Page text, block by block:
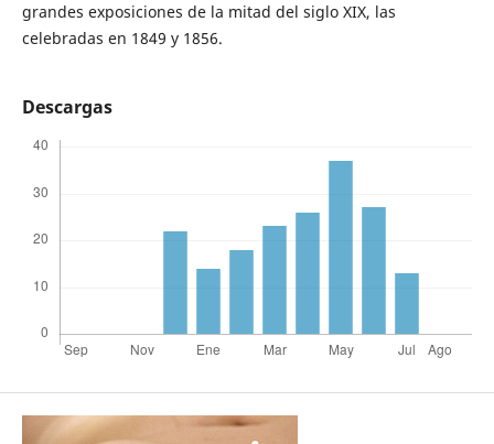
grandes exposiciones de la mitad del siglo XIX, las
celebradas en 1849 y 1856.
Descargas